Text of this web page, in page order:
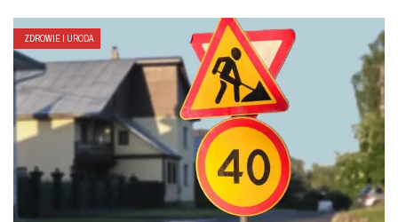
ZDROWIE I URODA